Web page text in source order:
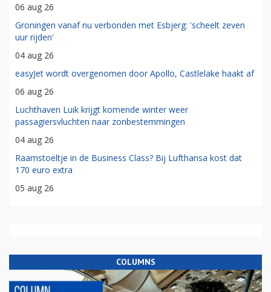
06 aug 26
Groningen vanaf nu verbonden met Esbjerg: 'scheelt zeven
uur rijden'
04 aug 26
easyJet wordt overgenomen door Apollo, Castlelake haakt af
06 aug 26
Luchthaven Luik krijgt komende winter weer
passagiersvluchten naar zonbestemmingen
04 aug 26
Raamstoeltje in de Business Class? Bij Lufthansa kost dat
170 euro extra
05 aug 26
COLUMNS